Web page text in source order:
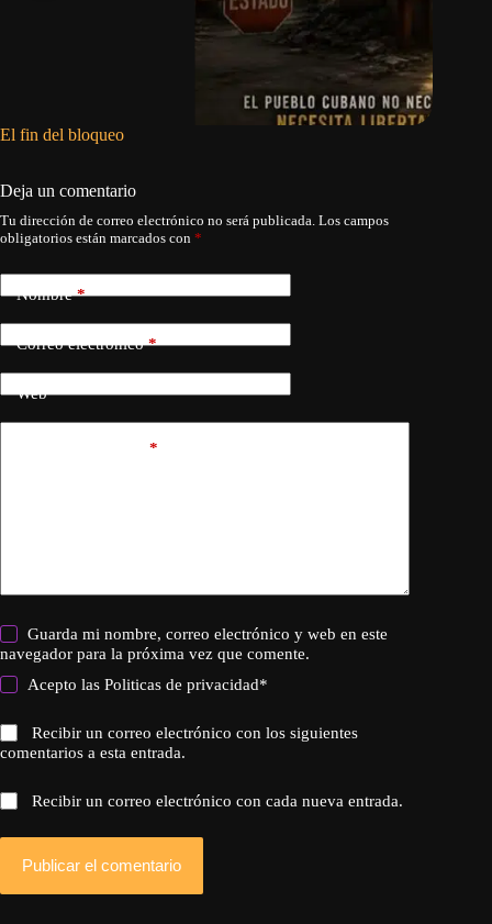
El fin del bloqueo
Deja un comentario
Tu dirección de correo electrónico no será publicada. Los campos
obligatorios están marcados con *
Nombre*
Correo electrónico*
Web
*
Guarda mi nombre, correo electrónico y web en este
navegador para la próxima vez que comente.
Acepto lasPoliticas de privacidad*
Recibir un correo electrónico con los siguientes
comentarios a esta entrada.
Recibir un correo electrónico con cada nueva entrada.
Publicar el comentario